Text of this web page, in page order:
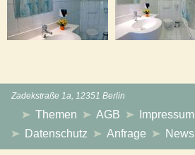
Zadekstraße 1a, 12351 Berlin
Themen AGB
Impressum
Datenschutz
Anfrage News